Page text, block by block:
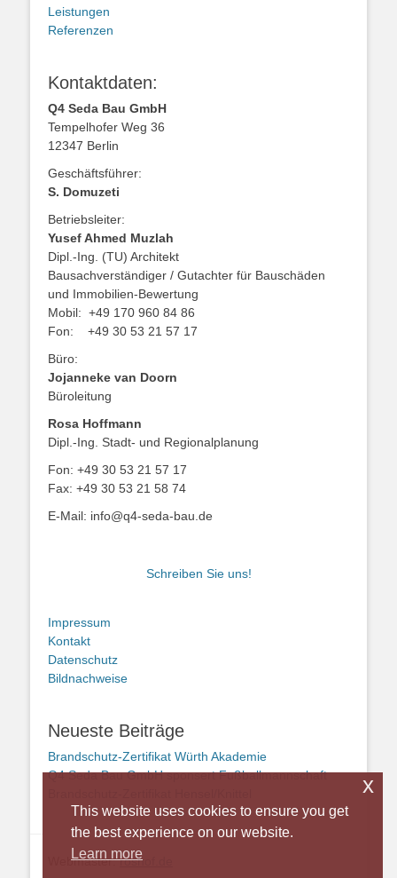
Leistungen
Referenzen
Kontaktdaten:
Q4 Seda Bau GmbH
Tempelhofer Weg 36
12347 Berlin
Geschäftsführer:
S. Domuzeti
Betriebsleiter:
Yusef Ahmed Muzlah
Dipl.-Ing. (TU) Architekt
Bausachverständiger / Gutachter für Bauschäden
und Immobilien-Bewertung
Mobil: +49 170 960 84 86
Fon: +49 30 53 21 57 17
Büro:
Jojanneke van Doorn
Büroleitung
Rosa Hoffmann
Dipl.-Ing. Stadt- und Regionalplanung
Fon: +49 30 53 21 57 17
Fax: +49 30 53 21 58 74
E-Mail: info@q4-seda-bau.de
Schreiben Sie uns!
Impressum
Kontakt
Datenschutz
Bildnachweise
Neueste Beiträge
Brandschutz-Zertifikat Würth Akademie
Q4 Seda Bau GmbH sponsert Fußballmannschaft
Webmaster:roshof.de
This website uses cookies to ensure you get
the best experience on our website.
Learn more
x